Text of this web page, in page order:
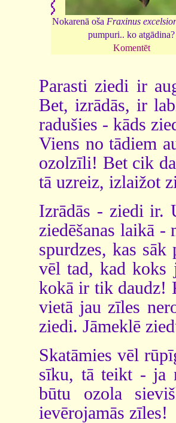
Nokarenā oša Fraxinus
pumpuri.. ko atgādina?
Komentēt
Parasti ziedi ir
Bet, izrādās, ir
radušies - kāds
Viens no tādiem
ozolzīli! Bet cik
tā uzreiz, izlaižot
Izrādās - ziedi ir.
ziedēšanas laikā
spurdzes, kas
vēl tad, kad koks
kokā ir tik daudz!
vietā jau zīles
ziedi. Jāmeklē
Skatāmies vēl
sīku, tā teikt - ja
būtu ozola
ievērojamās zīles!